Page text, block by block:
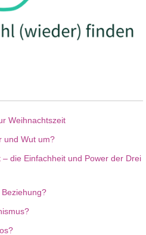
Weihnachtszeit
und Wut um?
die Einfachheit und Power der Drei